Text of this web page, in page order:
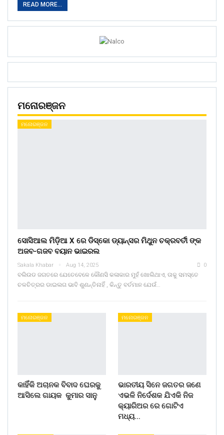
READ MORE...
ମନୋରଞ୍ଜନ
ମନୋରଞ୍ଜନ
ସୋସିଆଲ ମିଡ଼ିଆ X ରେ ଡିସ୍କୋ ଡ୍ୟାନ୍ସର ମିଥୁନ ଚକ୍ରବର୍ତୀ ଙ୍କ
ଅଜବ-ଗଜବ ବୟାନ ଭାଇରଲ
Sakala Khabar Aug 14, 2025 0
ବଲିଉଡ ଜଗତରେ ଯେତେବେଳେ କୌଣସି କଳାକାର ମୁହଁ ଖୋଲିଥାଏ, ତାକୁ ସମସ୍ତେ
ଚଳଚିତ୍ରର ଡାଇଲଗ ଭାବି ଶୁଣନ୍ତିନାହିଁ , କିନ୍ତୁ ବର୍ତମାନ ଯେଉଁ…
ମନୋରଞ୍ଜନ
କାହିଁକି ଅଚାନକ ବିବାଦ ଘେରକୁ
ଆସିଲେ ଗାୟକ କୁମାର ସାନୁ
ମନୋରଞ୍ଜନ
ଭାରତୀୟ ସିନେ ଜଗତର ଜଣେ
ଏଭଳି ନିର୍ଦେଶକ ଯିଏକି ନିଜ
କ୍ୟାରିଅର ରେ ଗୋଟିଏ
ମଧ୍ୟ…